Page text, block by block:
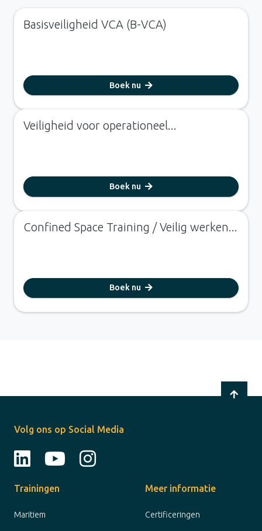
Basisveiligheid VCA (B-VCA)
Boek nu
Veiligheid voor operationeel...
Boek nu
Confined Space Training / Veilig werken...
Boek nu
Volg ons op Social Media
Trainingen
Maritiem
Meer informatie
Certificeringen